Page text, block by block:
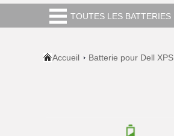
Accueil Batterie pour Dell XPS
TOUTES LES BATTERIES